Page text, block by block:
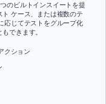
のビルトインスイートを提
ケース、または複数のテ
応じてテストをグループ化
できます。
クション